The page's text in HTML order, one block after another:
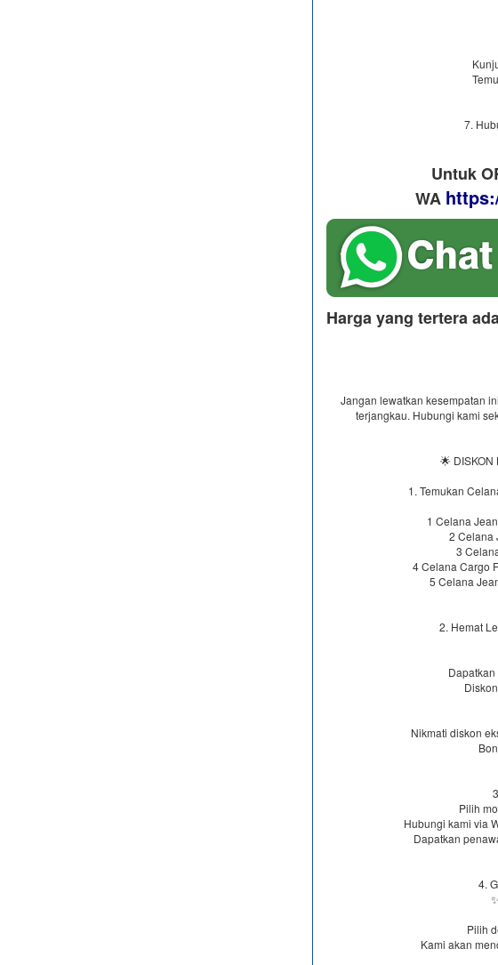
7.
Untuk
WA
Harga yang tertera
Jangan lewatkan kesempatan
terjangkau. Hubungi kami
🌟 DISKON
1. Temukan
1 Celana
2 Celana
3
4 Celana Cargo
5 Celana
2. Hemat
Nikmati diskon
Pilih
Hubungi kami via
Dapatkan
4.
Pilih
Kami akan